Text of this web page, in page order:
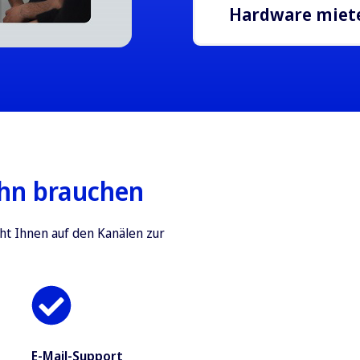
Erstellung
innovatives und
Hardware
Erproben Sie 3spin
brauchen
Ihnen auf den Kanälen zur
E-Mail-Support